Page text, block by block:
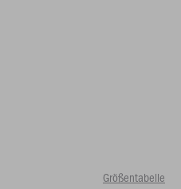
Größentabelle